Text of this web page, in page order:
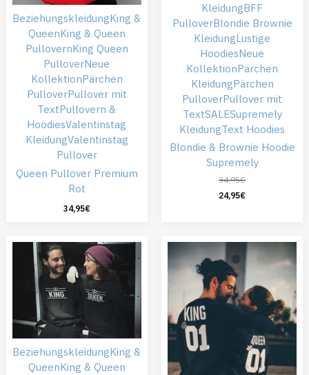
BeziehungskleidungKing &
QueenKing & Queen
PullovernKing Queen
PulloverNeue
KollektionPärchen
PulloverPullover mit
TextPullovern &
HoodiesValentinstag
KleidungValentinstag
Pullover
Queen Pullover Premium
Rot
34,95€
KleidungBFF
PulloverBlondie Brownie
KleidungLustige
HoodiesNeue
KollektionPärchen
KleidungPärchen
PulloverPullover mit
TextSALESupremely
KleidungText Hoodies
Blondie & Brownie Hoodie
Supremely
34,95€
24,95€
BeziehungskleidungKing &
QueenKing & Queen